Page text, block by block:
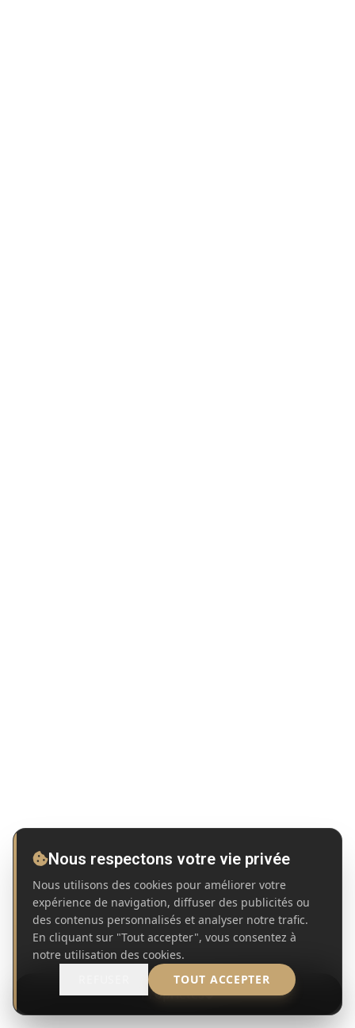
Propriétés
Nous respectons votre vie privée
Nous utilisons des cookies pour améliorer votre
expérience de navigation, diffuser des publicités ou
des contenus personnalisés et analyser notre trafic.
En cliquant sur "Tout accepter", vous consentez à
notre utilisation des cookies.
TOUT ACCEPTER